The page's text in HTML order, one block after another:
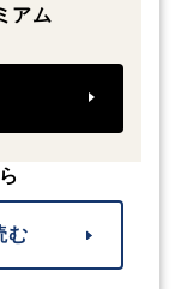
アム
む